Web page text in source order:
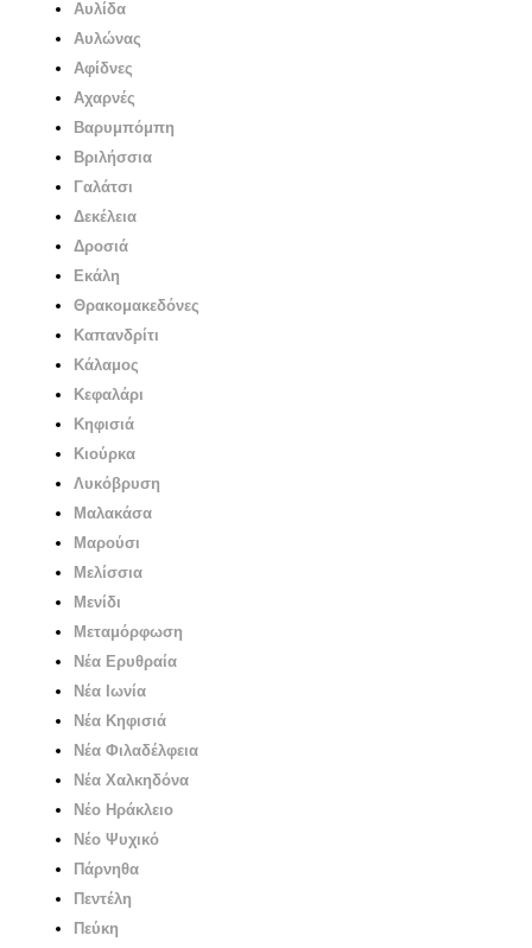
Αυλίδα
Αυλώνας
Αφίδνες
Αχαρνές
Βαρυμπόμπη
Βριλήσσια
Γαλάτσι
Δεκέλεια
Δροσιά
Εκάλη
Θρακομακεδόνες
Καπανδρίτι
Κάλαμος
Κεφαλάρι
Κηφισιά
Κιούρκα
Λυκόβρυση
Μαλακάσα
Μαρούσι
Μελίσσια
Μενίδι
Μεταμόρφωση
Νέα Ερυθραία
Νέα Ιωνία
Νέα Κηφισιά
Νέα Φιλαδέλφεια
Νέα Χαλκηδόνα
Νέο Ηράκλειο
Νέο Ψυχικό
Πάρνηθα
Πεντέλη
Πεύκη